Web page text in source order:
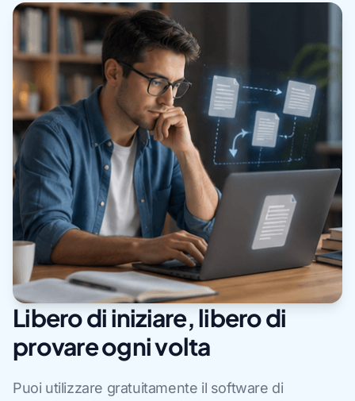
Libero di iniziare, libero di
provare ogni volta
Puoi utilizzare gratuitamente il software di